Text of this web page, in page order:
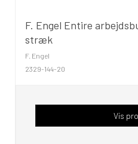
F. Engel Entire
stræk
F. Engel
2329-144-20
Vis